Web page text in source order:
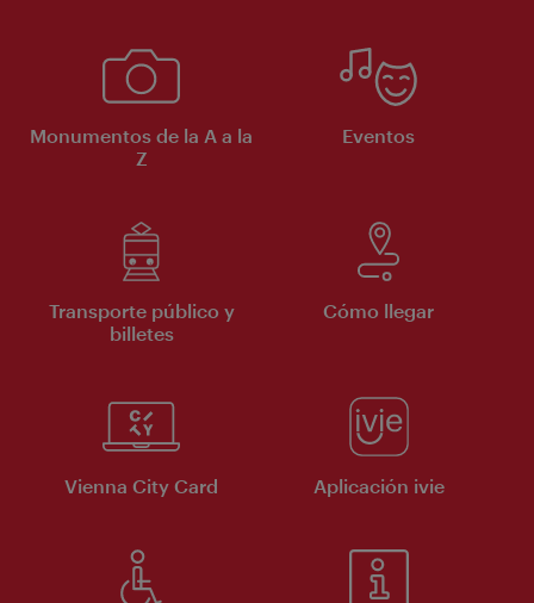
Monumentos de la A a la
Z
Eventos
Transporte público y
billetes
Cómo llegar
Vienna City Card Aplicación ivie